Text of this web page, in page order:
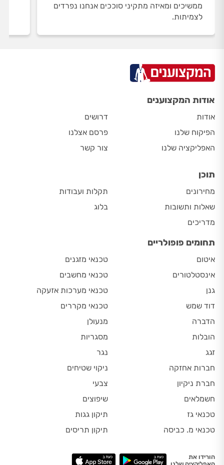
ממשיכים ומאיזה מתקיני סוככים אנחנו נפרדים
לצמיתות.
אודות המקצוענים
אודות
הפיקוח שלנו
האפליקציה שלנו
דרושים
פרסם אצלנו
צור קשר
תוכן
מחירונים
שאלות ותשובות
מדריכים
תקלות ועבודות
בלוג
תחומים פופולריים
איטום
אינסטלטורים
גנן
דוד שמש
הדברה
הובלות
זגג
חברות אחזקה
חברת ניקיון
חשמלאים
טכנאי גז
טכנאי מ. כביסה
טכנאי מזגנים
טכנאי מחשבים
טכנאי מערכות אזעקה
טכנאי מקררים
מנעולן
מסגריות
נגר
ניקוי שטיחים
צבעי
שיפוצים
תיקון גגות
תיקון תריסים
הורידו את